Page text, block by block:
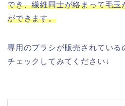
でき、繊維同士が絡まって毛玉
ができます。
専用のブラシが販売されている
チェックしてみてください↓